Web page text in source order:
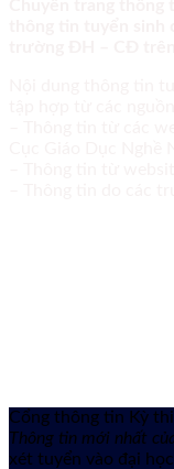
Cổng thông tin Kỳ
Thông tin mới nhất
xét tuyển vào đại